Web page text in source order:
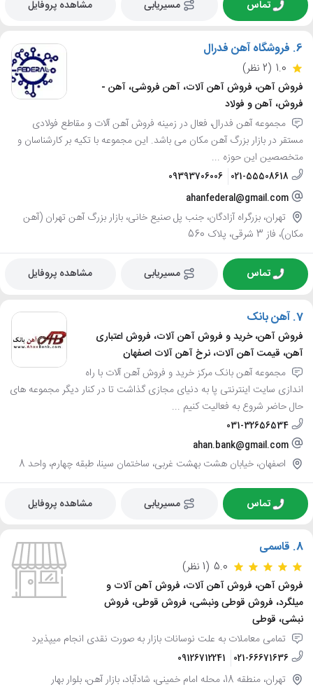
تماس مسیریابی مشاهده پروفایل
6. فروشگاه آهن فدرال
1.0 (2 نظر)
فروش آهن، فروش آهن آلات، آهن فروشی، آهن -
فروش، آهن و فولاد
مجموعه آهن فدرال، فعال در زمینه فروش آهن آلات و مقاطع فولادی
مستقر در بازار بزرگ آهن مکان می باشد. این مجموعه با تکیه بر کارشناسان و
متخصصین این حوزه ...
021-55508618
09393706006
ahanfederal@gmail.com
تهران، بزرگراه آزادگان، جنب پل صنیع خانی، بازار بزرگ آهن تهران (آهن
مکان)، فاز 3 شرقی، پلاک 560
تماس مسیریابی مشاهده پروفایل
7. آهن بانک
فروش آهن، خرید و فروش آهن آلات، فروش اعتباری
آهن، قیمت آهن آلات، نرخ آهن آلات اصفهان
مجموعه آهن بانک مرکز خرید و فروش آهن آلات با راه
اندازی سایت اینترنتی پا به دنیای مجازی گذاشت تا در کنار دیگر مجموعه های
حال حاضر شروع به فعالیت کنیم ...
031-32656534
ahan.bank@gmail.com
اصفهان، خیابان هشت بهشت غربی، ساختمان سینا، طبقه چهارم، واحد 8
تماس مسیریابی مشاهده پروفایل
8. قاسمی
5.0 (1 نظر)
فروش آهن، فروش آهن آلات، فروش آهن آلات و
میلگرد، فروش قوطی ونبشی، فروش قوطی، فروش
نبشی، قوطی
تمامی معاملات به علت نوسانات بازار به صورت نقدی انجام میپذیرد
021-66671636
09126712241
تهران، منطقه 18، محله امام خمینی، شادآباد، بازار آهن، بلوار بهار